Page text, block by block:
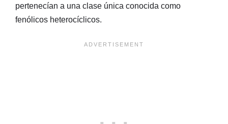
pertenecían a una clase única conocida como
fenólicos heterocíclicos.